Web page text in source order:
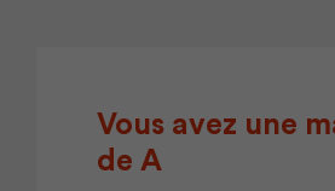
Vous avez une
de A